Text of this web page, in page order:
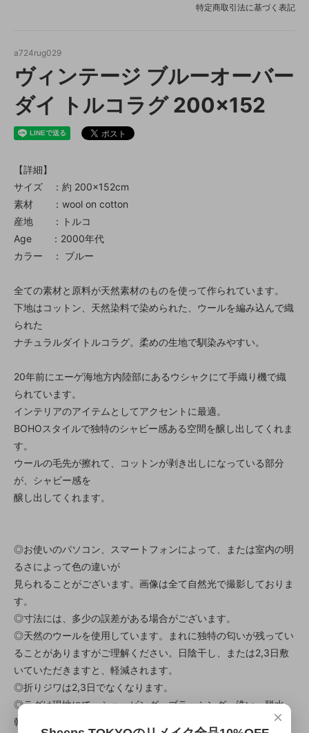
特定商取引法に基づく表記
a724rug029
ヴィンテージ ブルーオーバー
ダイ トルコラグ 200×152
【詳細】
サイズ ：約 200×152cm
素材 ：wool on cotton
産地 ：トルコ
Age ：2000年代
カラー ： ブルー
全ての素材と原料が天然素材のものを使って作られています。
下地はコットン、天然染料で染められた、ウールを編み込んで織
られた
ナチュラルダイトルコラグ。柔めの生地で馴染みやすい。
20年前にエーゲ海地方内陸部にあるウシャクにて手織り機で織
られています。
インテリアのアイテムとしてアクセントに最適。
BOHOスタイルで独特のシャビー感ある空間を醸し出してくれま
す。
ウールの毛先が擦れて、コットンが剥き出しになっている部分
が、シャビー感を
醸し出してくれます。
◎お使いのパソコン、スマートフォンによって、または室内の明
るさによって色の違いが
見られることがございます。画像は全て自然光で撮影しておりま
す。
◎寸法には、多少の誤差がある場合がございます。
◎天然のウールを使用しています。まれに独特の匂いが残ってい
ることがありますがご理解ください。日陰干し、または2,3日敷
いていただきますと、軽減されます。
◎折りジワは2,3日でなくなります。
◎ラグは現地にて、シェービング、ブラッシング、洗い、脱水、
乾燥されてから輸送されています。すぐにご使用頂けます。 ×